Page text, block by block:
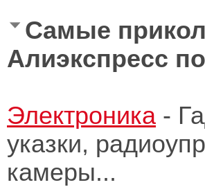
Самые
Алиэкспресс
Электроника -
указки,
камеры...